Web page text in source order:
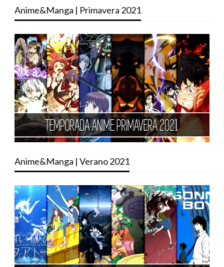
Anime&Manga | Primavera 2021
Anime&Manga | Verano 2021